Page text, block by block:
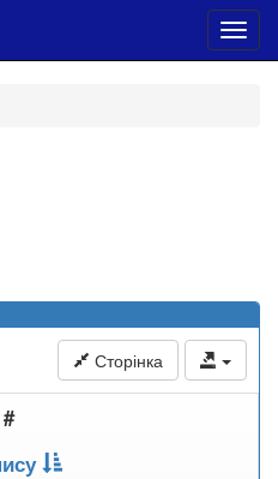
Сторінка
#